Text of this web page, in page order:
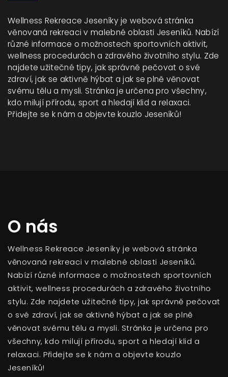
Wellness Rekreace Jeseníky je webová stránka
věnovaná rekreaci v malebné oblasti Jeseníků. Nabízí
různé informace o možnostech sportovních aktivit,
wellness procedurách a zdravého životního stylu. Zde
najdete užitečné tipy, jak správně pečovat o své
zdraví, jak se aktivně hýbat a jak se plně věnovat
svému tělu a mysli. Stránka je určena pro všechny,
kdo milují přírodu, sport a hledají klid a relaxaci.
Přidejte se k nám a objevte kouzlo Jeseníků!
O nás
Wellness Rekreace Jeseníky je webová stránka
věnovaná rekreaci v malebné oblasti Jeseníků.
Nabízí různé informace o možnostech sportovních
aktivit, wellness procedurách a zdravého životního
stylu. Zde najdete užitečné tipy, jak správně pečovat
o své zdraví, jak se aktivně hýbat a jak se plně
věnovat svému tělu a mysli. Stránka je určena pro
všechny, kdo milují přírodu, sport a hledají klid a
relaxaci. Přidejte se k nám a objevte kouzlo
Jeseníků!